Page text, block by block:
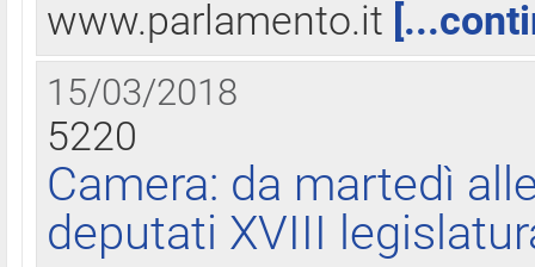
www.parlamento.it
15/03/2018
5220
Camera: da martedì
deputati XVIII